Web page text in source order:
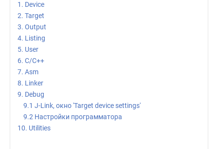
1. Device
2. Target
3. Output
4. Listing
5. User
6. C/C++
7. Asm
8. Linker
9. Debug
9.1 J-Link, окно 'Target device settings'
9.2 Настройки программатора
10. Utilities